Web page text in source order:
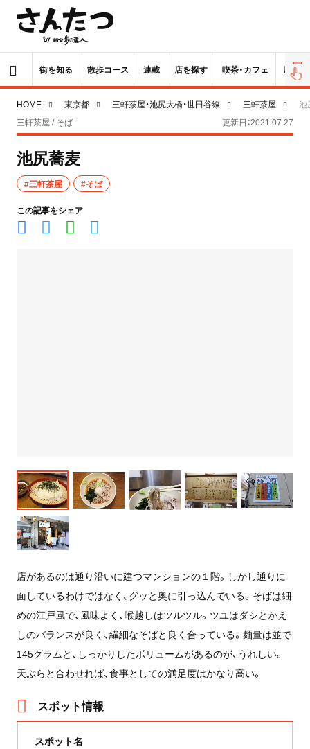
街を知る 散歩コース 連載 店を探す 喫茶・カフェ 居酒屋
HOME 東京都 三軒茶屋・池尻大橋・世田谷線 三軒茶屋
池
三軒茶屋 / そば
更新日：2021.07.27
池尻蕎麦
#三軒茶屋 #そば
この記事をシェア
店があるのは通り沿いに建つマンションの１階。しかし通りに
面しているわけではなく、グッと奥に引っ込んでいる。そばは細
めの江戸風で、風味よく、喉越しはツルツル。ツユはダシとかえ
しのバランスが良く、繊細なそばと良く合っている。麺量は並で
145グラムと、しっかりしたボリュームがあるのが、うれしい。
天ぷらと合わせれば、食事としての満足度はかなり高い。
スポット情報
スポット名